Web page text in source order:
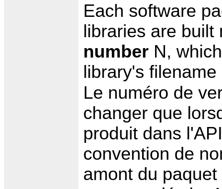
Each software
libraries are
number N,
library's
Le numéro de
changer que
produit dans
convention de
amont du